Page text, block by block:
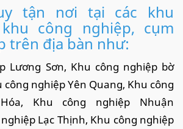
tận nơi tại các khu
công nghiệp, cụm
trên địa bàn như:
Lương Sơn, Khu công nghiệp bờ
nghiệp Yên Quang, Khu công
Khu công nghiệp Nhuận
Lạc Thịnh, Khu công nghiệp